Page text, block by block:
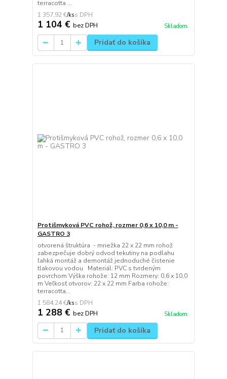
terracotta ...
1 357,92 €/ks
1 104 € bez DPH Skladom
Pridať do košíka
Protišmyková PVC rohož, rozmer 0,6 x 10,0 m -
GASTRO 3
otvorená štruktúra - mriežka 22 x 22 mm rohož
zabezpečuje dobrý odvod tekutiny na podlahu
ľahká montáž a demontáž jednoduché čistenie
tlakovou vodou Materiál: PVC s tvrdeným
povrchom Výška rohože: 12 mm Rozmery: 0,6 x 10,0
m Veľkosť otvorov: 22 x 22 mm Farba rohože:
terracotta...
1 584,24 €/ks
1 288 € bez DPH Skladom
Pridať do košíka